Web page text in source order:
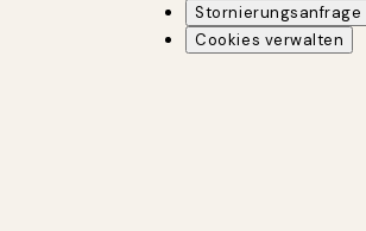
Stornierungsanfrage
Cookies verwalten